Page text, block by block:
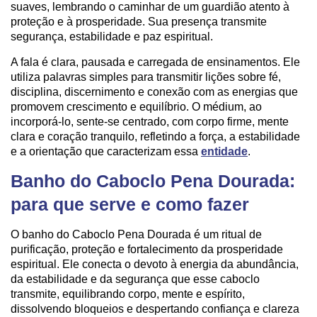
suaves, lembrando o caminhar de um guardião atento à
proteção e à prosperidade. Sua presença transmite
segurança, estabilidade e paz espiritual.
A fala é clara, pausada e carregada de ensinamentos. Ele
utiliza palavras simples para transmitir lições sobre fé,
disciplina, discernimento e conexão com as energias que
promovem crescimento e equilíbrio. O médium, ao
incorporá-lo, sente-se centrado, com corpo firme, mente
clara e coração tranquilo, refletindo a força, a estabilidade
e a orientação que caracterizam essa entidade.
Banho do Caboclo Pena Dourada:
para que serve e como fazer
O banho do Caboclo Pena Dourada é um ritual de
purificação, proteção e fortalecimento da prosperidade
espiritual. Ele conecta o devoto à energia da abundância,
da estabilidade e da segurança que esse caboclo
transmite, equilibrando corpo, mente e espírito,
dissolvendo bloqueios e despertando confiança e clareza